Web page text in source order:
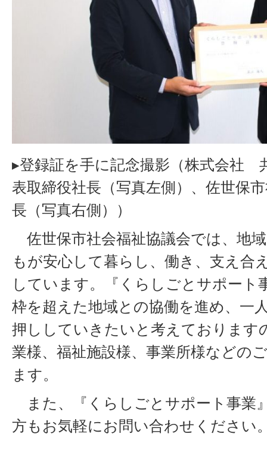
▸登録証を手に記念撮影（株式会社
表取締役社長（写真左側）、佐世保
長（写真右側））
佐世保市社会福祉協議会では、地
もが安心して暮らし、働き、支え合
しています。『くらしごとサポート
枠を超えた地域との協働を進め、一
押ししていきたいと考えております
業様、福祉施設様、事業所様などの
ます。
また、『くらしごとサポート事業
方もお気軽にお問い合わせください